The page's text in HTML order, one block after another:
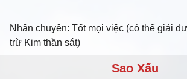
Nhân chuyên: Tốt mọi việc (có thể giải
trừ Kim thần sát)
Sao Xấu